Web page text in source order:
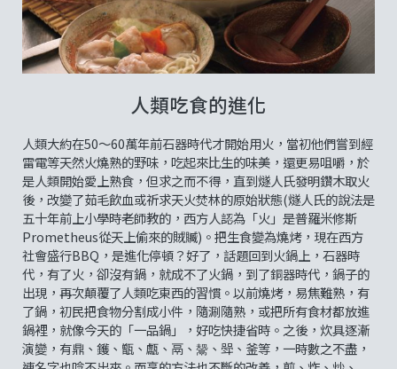
人類吃食的進化
人類大約在50～60萬年前石器時代才開始用火，當初他們嘗到經
雷電等天然火燒熟的野味，吃起來比生的味美，還更易咀嚼，於
是人類開始愛上熟食，但求之而不得，直到燧人氏發明鑽木取火
後，改變了茹毛飲血或祈求天火焚林的原始狀態(燧人氏的說法是
五十年前上小學時老師教的，西方人認為「火」是普羅米修斯
Prometheus從天上偷來的賊贓)。把生食變為燒烤，現在西方
社會盛行BBQ，是進化停頓？好了，話題回到火鍋上，石器時
代，有了火，卻沒有鍋，就成不了火鍋，到了銅器時代，鍋子的
出現，再次顛覆了人類吃東西的習慣。以前燒烤，易焦難熟，有
了鍋，初民把食物分割成小件，隨涮隨熟，或把所有食材都放進
鍋裡，就像今天的「一品鍋」，好吃快捷省時。之後，炊具逐漸
演變，有鼎、鑊、甑、甗、鬲、鬶、斝、釜等，一時數之不盡，